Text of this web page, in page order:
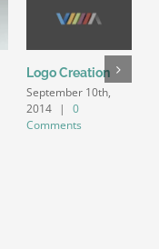
Logo Creation
September 10th,
2014
|
0
Comments